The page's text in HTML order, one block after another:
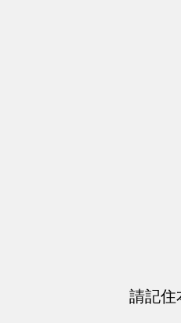
請記住